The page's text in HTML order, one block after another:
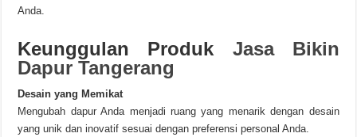
Anda.
Keunggulan Produk Jasa Bikin
Dapur Tangerang
Desain yang Memikat
Mengubah dapur Anda menjadi ruang yang menarik dengan desain
yang unik dan inovatif sesuai dengan preferensi personal Anda.